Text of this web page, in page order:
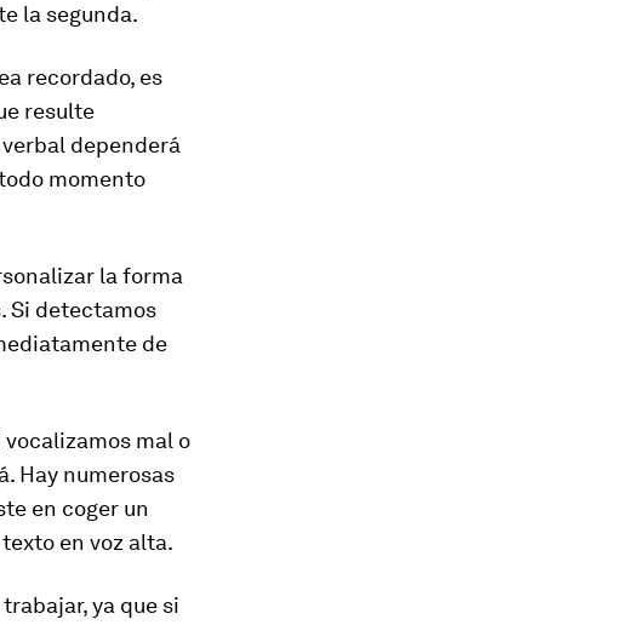
la segunda.
recordado, es
resulte
dependerá
momento
la forma
Si detectamos
de
mal o
Hay numerosas
en coger un
en voz alta.
ya que si